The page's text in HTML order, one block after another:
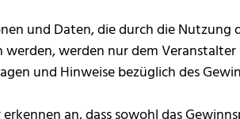
und Daten, die durch die
werden, werden nur dem
und Hinweise bezüglich des